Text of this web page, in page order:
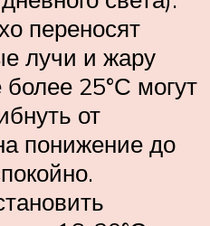
переносят
лучи и жару
более 25°С могут
от
понижение до